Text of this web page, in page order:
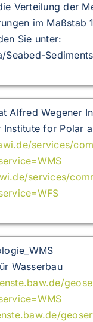
Verteilung der
im Maßstab
Sie unter:
Seabed-
Alfred Wegener
for Polar
services/
services/
Wasserbau